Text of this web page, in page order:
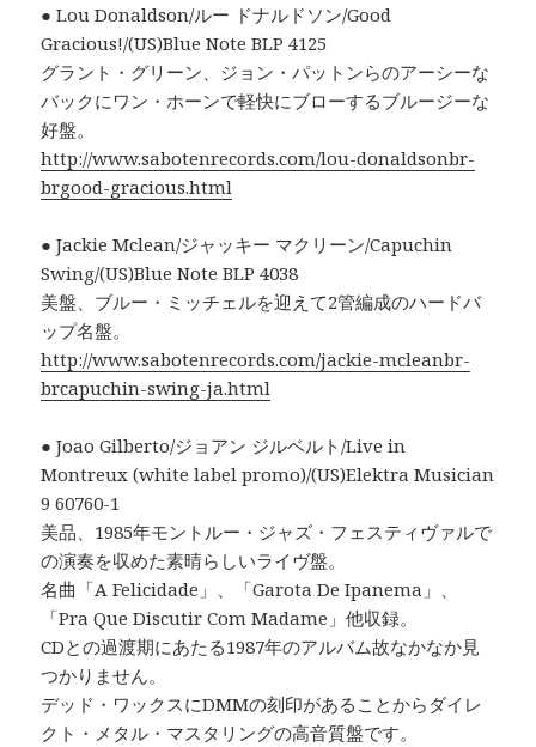
● Lou Donaldson/ルー ドナルドソン/Good
Gracious!/(US)Blue Note BLP 4125
グラント・グリーン、ジョン・パットンらのアーシーな
バックにワン・ホーンで軽快にブローするブルージーな
好盤。
http://www.sabotenrecords.com/lou-donaldsonbr-
brgood-gracious.html
● Jackie Mclean/ジャッキー マクリーン/Capuchin
Swing/(US)Blue Note BLP 4038
美盤、ブルー・ミッチェルを迎えて2管編成のハードバ
ップ名盤。
http://www.sabotenrecords.com/jackie-mcleanbr-
brcapuchin-swing-ja.html
● Joao Gilberto/ジョアン ジルベルト/Live in
Montreux (white label promo)/(US)Elektra Musician
9 60760-1
美品、1985年モントルー・ジャズ・フェスティヴァルで
の演奏を収めた素晴らしいライヴ盤。
名曲「A Felicidade」、「Garota De Ipanema」、
「Pra Que Discutir Com Madame」他収録。
CDとの過渡期にあたる1987年のアルバム故なかなか見
つかりません。
デッド・ワックスにDMMの刻印があることからダイレ
クト・メタル・マスタリングの高音質盤です。